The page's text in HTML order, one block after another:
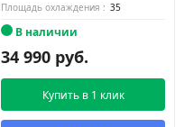
Площадь охлаждения : 35
В наличии
34 990 руб.
Купить в 1 клик